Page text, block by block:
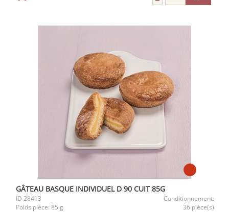
GÂTEAU BASQUE INDIVIDUEL D 90 CUIT 85G
ID 28413
Conditionnement:
Poids pièce: 85 g 36 pièce(s)